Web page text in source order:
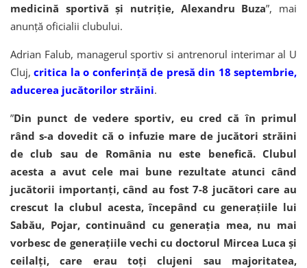
medicină sportivă şi nutriţie, Alexandru Buza”, mai
anunță oficialii clubului.
Adrian Falub, managerul sportiv si antrenorul interimar al U
Cluj,critica la o conferință de presă din 18 septembrie,
aducerea jucătorilor străini.
”Din punct de vedere sportiv, eu cred că în primul
rând s-a dovedit că o infuzie mare de jucători străini
de club sau de România nu este benefică. Clubul
acesta a avut cele mai bune rezultate atunci când
jucătorii importanți, când au fost 7-8 jucători care au
crescut la clubul acesta, începând cu generațiile lui
Sabău, Pojar, continuând cu generația mea, nu mai
vorbesc de generațiile vechi cu doctorul Mircea Luca și
ceilalți, care erau toți clujeni sau majoritatea,